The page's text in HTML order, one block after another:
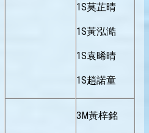
1S莫芷晴
1S黃泓澔
1S袁晞晴
1S趙諾童
3M黃梓銘